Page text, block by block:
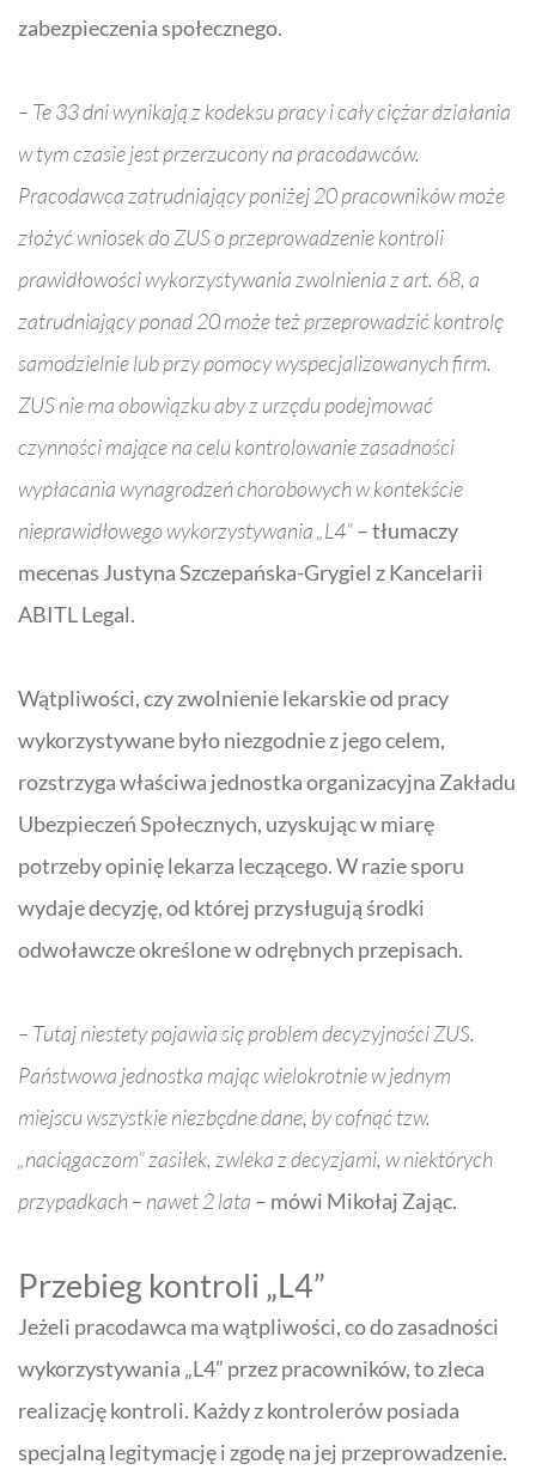
zabezpieczenia społecznego.
– Te 33 dni wynikają z kodeksu pracy i cały ciężar działania
w tym czasie jest przerzucony na pracodawców.
Pracodawca zatrudniający poniżej 20 pracowników może
złożyć wniosek do ZUS o przeprowadzenie kontroli
prawidłowości wykorzystywania zwolnienia z art. 68, a
zatrudniający ponad 20 może też przeprowadzić kontrolę
samodzielnie lub przy pomocy wyspecjalizowanych firm.
ZUS nie ma obowiązku aby z urzędu podejmować
czynności mające na celu kontrolowanie zasadności
wypłacania wynagrodzeń chorobowych w kontekście
nieprawidłowego wykorzystywania „L4”– tłumaczy
mecenas Justyna Szczepańska-Grygiel z Kancelarii
ABITL Legal.
Wątpliwości, czy zwolnienie lekarskie od pracy
wykorzystywane było niezgodnie z jego celem,
rozstrzyga właściwa jednostka organizacyjna Zakładu
Ubezpieczeń Społecznych, uzyskując w miarę
potrzeby opinię lekarza leczącego. W razie sporu
wydaje decyzję, od której przysługują środki
odwoławcze określone w odrębnych przepisach.
– Tutaj niestety pojawia się problem decyzyjności ZUS.
Państwowa jednostka mając wielokrotnie w jednym
miejscu wszystkie niezbędne dane, by cofnąć tzw.
„naciągaczom” zasiłek, zwleka z decyzjami, w niektórych
przypadkach – nawet 2 lata – mówi Mikołaj Zając.
Przebieg kontroli „L4”
Jeżeli pracodawca ma wątpliwości, co do zasadności
wykorzystywania „L4” przez pracowników, to zleca
realizację kontroli. Każdy z kontrolerów posiada
specjalną legitymację i zgodę na jej przeprowadzenie.